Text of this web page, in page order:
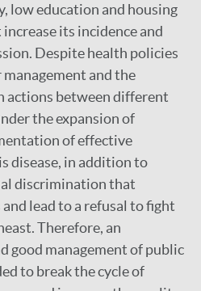
low education and housing
its incidence and
Despite health policies
and the
actions between different
the expansion of
of effective
disease, in addition to
discrimination that
lead to a refusal to fight
Therefore, an
good management of public
to break the cycle of